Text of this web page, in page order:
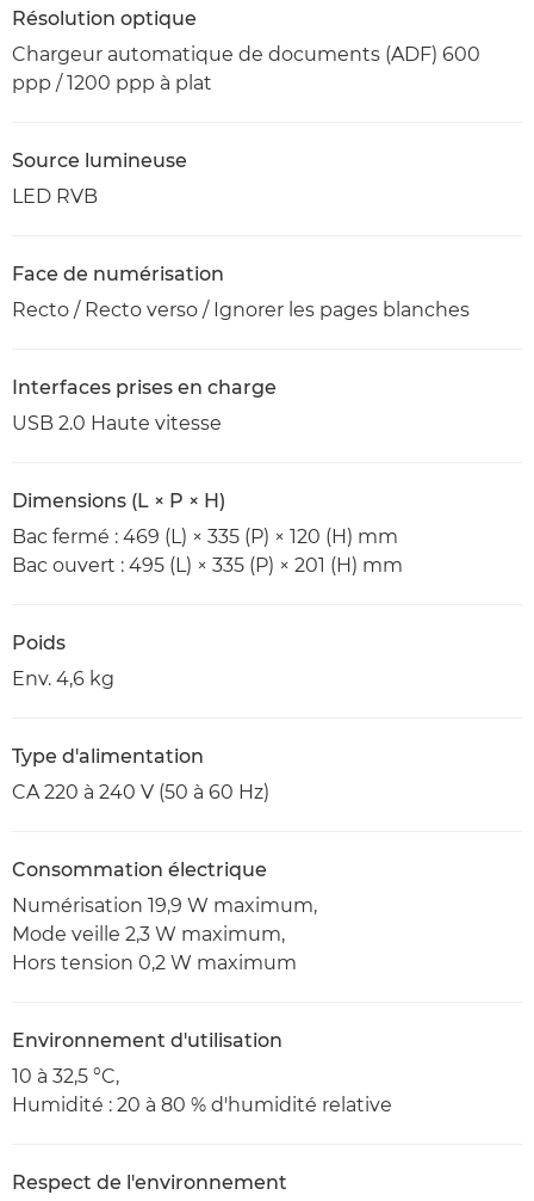
Résolution optique
Chargeur automatique de documents (ADF) 600
ppp / 1200 ppp à plat
Source lumineuse
LED RVB
Face de numérisation
Recto / Recto verso / Ignorer les pages blanches
Interfaces prises en charge
USB 2.0 Haute vitesse
Dimensions (L × P × H)
Bac fermé : 469 (L) × 335 (P) × 120 (H) mm
Bac ouvert : 495 (L) × 335 (P) × 201 (H) mm
Poids
Env. 4,6 kg
Type d'alimentation
CA 220 à 240 V (50 à 60 Hz)
Consommation électrique
Numérisation 19,9 W maximum,
Mode veille 2,3 W maximum,
Hors tension 0,2 W maximum
Environnement d'utilisation
10 à 32,5 °C,
Humidité : 20 à 80 % d'humidité relative
Respect de l'environnement